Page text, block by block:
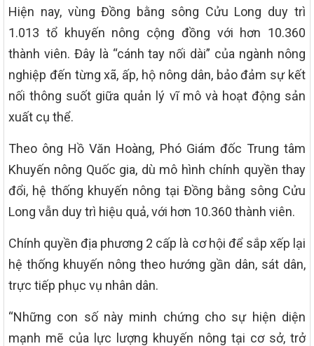
Hiện nay, vùng Đồng bằng sông Cửu Long duy trì
1.013 tổ khuyến nông cộng đồng với hơn 10.360
thành viên. Đây là “cánh tay nối dài” của ngành nông
nghiệp đến từng xã, ấp, hộ nông dân, bảo đảm sự kết
nối thông suốt giữa quản lý vĩ mô và hoạt động sản
xuất cụ thể.
Theo ông Hồ Văn Hoàng, Phó Giám đốc Trung tâm
Khuyến nông Quốc gia, dù mô hình chính quyền thay
đổi, hệ thống khuyến nông tại Đồng bằng sông Cửu
Long vẫn duy trì hiệu quả, với hơn 10.360 thành viên.
Chính quyền địa phương 2 cấp là cơ hội để sắp xếp lại
hệ thống khuyến nông theo hướng gần dân, sát dân,
trực tiếp phục vụ nhân dân.
“Những con số này minh chứng cho sự hiện diện
mạnh mẽ của lực lượng khuyến nông tại cơ sở, trở